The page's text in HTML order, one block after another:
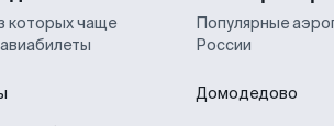
которых чаще
Популярные
России
Домодедово